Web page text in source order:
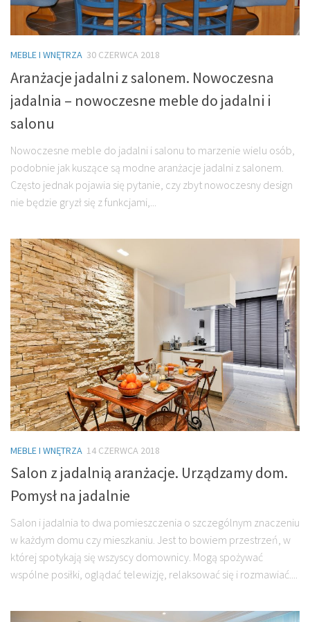
MEBLE I WNĘTRZA 30 CZERWCA 2018
Aranżacje jadalni z salonem. Nowoczesna
jadalnia – nowoczesne meble do jadalni i
salonu
Nowoczesne meble do jadalni i salonu to marzenie wielu osób,
podobnie jak kuszące są modne aranżacje jadalni z salonem.
Często jednak pojawia się pytanie, czy zbyt nowoczesny design
nie będzie gryzł się z funkcjami,...
MEBLE I WNĘTRZA 14 CZERWCA 2018
Salon z jadalnią aranżacje. Urządzamy dom.
Pomysł na jadalnie
Salon i jadalnia to dwa pomieszczenia o szczególnym znaczeniu
w każdym domu czy mieszkaniu. Jest to bowiem przestrzeń, w
której spotykają się wszyscy domownicy. Mogą spożywać
wspólne posiłki, oglądać telewizję, relaksować się i rozmawiać....